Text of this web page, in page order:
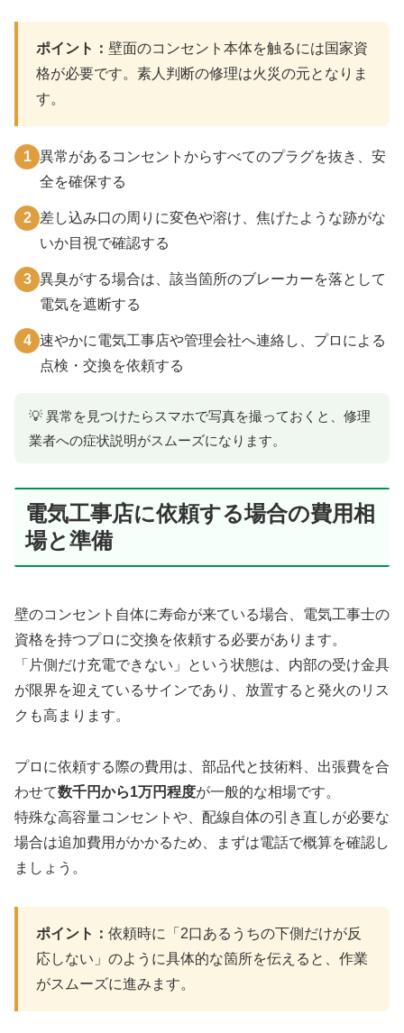
ポイント： 壁面のコンセント本体を触るには国家資
格が必要です。素人判断の修理は火災の元となりま
す。
1 異常があるコンセントからすべてのプラグを抜き、安
全を確保する
2
差し込み口の周りに変色や溶け、焦げたような跡がな
いか目視で確認する
3 異臭がする場合は、該当箇所のブレーカーを落として
電気を遮断する
4 速やかに電気工事店や管理会社へ連絡し、プロによる
点検・交換を依頼する
💡 異常を見つけたらスマホで写真を撮っておくと、修理
業者への症状説明がスムーズになります。
電気工事店に依頼する場合の費用相
場と準備
壁のコンセント自体に寿命が来ている場合、電気工事士の
資格を持つプロに交換を依頼する必要があります。
「片側だけ充電できない」という状態は、内部の受け金具
が限界を迎えているサインであり、放置すると発火のリス
クも高まります。
プロに依頼する際の費用は、部品代と技術料、出張費を合
わせて数千円から1万円程度が一般的な相場です。
特殊な高容量コンセントや、配線自体の引き直しが必要な
場合は追加費用がかかるため、まずは電話で概算を確認し
ましょう。
ポイント： 依頼時に「2口あるうちの下側だけが反
応しない」のように具体的な箇所を伝えると、作業
がスムーズに進みます。